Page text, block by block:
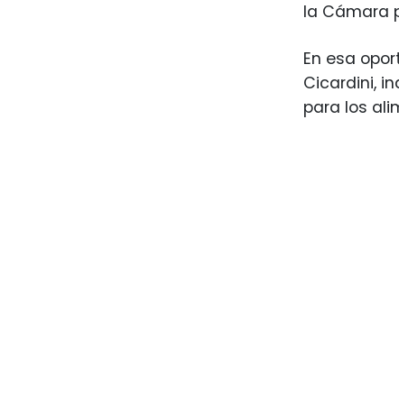
la Cámara
En esa
Cicardini,
para los